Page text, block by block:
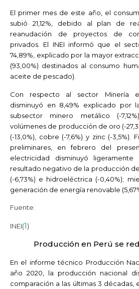
El primer mes de este año, el
subió 21,12%, debido al plan de
reanudación de proyectos de
privados. El INEI informó que el
74,89%, explicado por la mayor
(93,00%) destinados al consumo
aceite de pescado).
Con respecto al sector Minería e
disminuyó en 8,49% explicado por
subsector minero metálico (-
volúmenes de producción de oro (-
(-13,0%), cobre (-7,6%) y zinc (-3,5%).
preliminares, en febrero del
electricidad disminuyó
resultado negativo de la producción
(-6,73%) e hidroeléctrica (-0,40%);
generación de energía renovable
Fuente:
INEI(1)
Producción en Perú se
En el informe técnico Producción
año 2020, la producción nacional
comparación a las últimas 3